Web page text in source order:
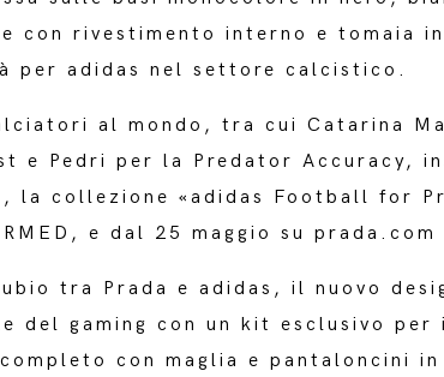
con rivestimento interno e tomaia
per adidas nel settore calcistico.
al mondo, tra cui Catarina
e Pedri per la Predator Accuracy,
la collezione «adidas Football for
e dal 25 maggio su
tra Prada e adidas, il nuovo
del gaming con un kit esclusivo per
con maglia e pantaloncini